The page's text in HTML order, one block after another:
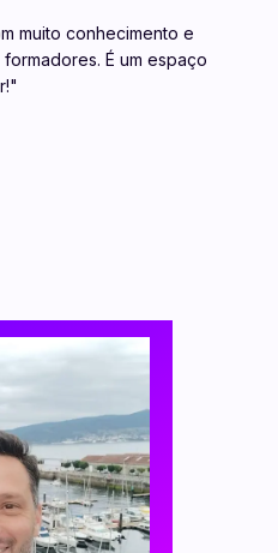
muito conhecimento e
É um espaço